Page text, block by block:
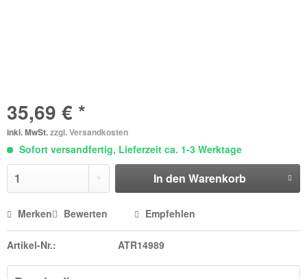
35,69 € *
inkl. MwSt.zzgl. Versandkosten
Sofort versandfertig, Lieferzeit ca. 1-3 Werktage
In den Warenkorb
Merken Bewerten Empfehlen
Artikel-Nr.: ATR14989